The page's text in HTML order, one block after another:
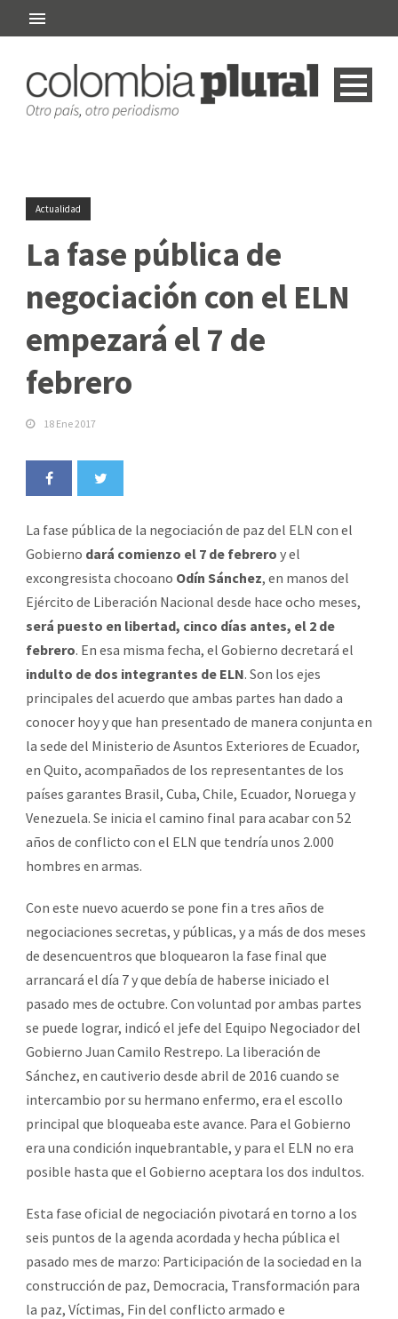
Actualidad
La fase pública de
negociación con el ELN
empezará el 7 de
febrero
18 Ene 2017
La fase pública de la negociación de paz del ELN con el
Gobierno dará comienzo el 7 de febrero y el
excongresista chocoano Odín Sánchez, en manos del
Ejército de Liberación Nacional desde hace ocho meses,
será puesto en libertad, cinco días antes, el 2 de
febrero. En esa misma fecha, el Gobierno decretará el
indulto de dos integrantes de ELN. Son los ejes
principales del acuerdo que ambas partes han dado a
conocer hoy y que han presentado de manera conjunta en
la sede del Ministerio de Asuntos Exteriores de Ecuador,
en Quito, acompañados de los representantes de los
países garantes Brasil, Cuba, Chile, Ecuador, Noruega y
Venezuela. Se inicia el camino final para acabar con 52
años de conflicto con el ELN que tendría unos 2.000
hombres en armas.
Con este nuevo acuerdo se pone fin a tres años de
negociaciones secretas, y públicas, y a más de dos meses
de desencuentros que bloquearon la fase final que
arrancará el día 7 y que debía de haberse iniciado el
pasado mes de octubre. Con voluntad por ambas partes
se puede lograr, indicó el jefe del Equipo Negociador del
Gobierno Juan Camilo Restrepo. La liberación de
Sánchez, en cautiverio desde abril de 2016 cuando se
intercambio por su hermano enfermo, era el escollo
principal que bloqueaba este avance. Para el Gobierno
era una condición inquebrantable, y para el ELN no era
posible hasta que el Gobierno aceptara los dos indultos.
Esta fase oficial de negociación pivotará en torno a los
seis puntos de la agenda acordada y hecha pública el
pasado mes de marzo: Participación de la sociedad en la
construcción de paz, Democracia, Transformación para
la paz, Víctimas, Fin del conflicto armado e